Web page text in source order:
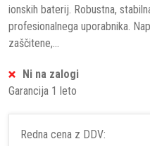
ionskih baterij. Robustna,
profesionalnega uporabnika.
zaščitene,...
Ni na zalogi
Garancija 1 leto
Redna cena z DDV: